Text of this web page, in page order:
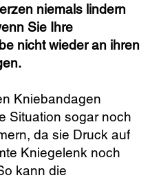
niemals lindern
Sie Ihre
nicht wieder an ihren
Kniebandagen
Situation sogar noch
da sie Druck auf
Kniegelenk noch
kann die